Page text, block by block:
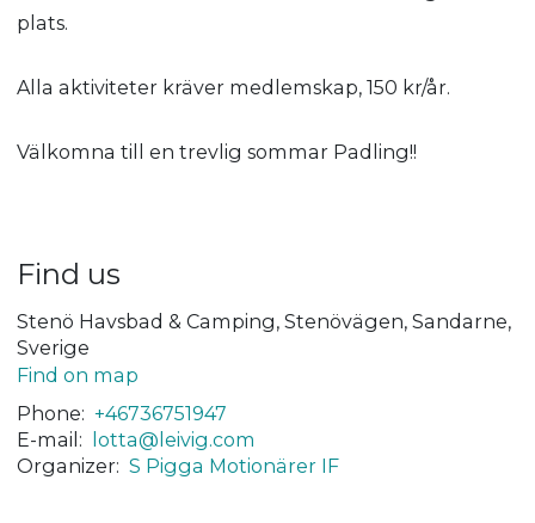
plats.
Alla aktiviteter kräver medlemskap, 150 kr/år.
Välkomna till en trevlig sommar Padling!!
Find us
Stenö Havsbad & Camping, Stenövägen, Sandarne,
Sverige
Find on map
Phone: +46736751947
E-mail:
lotta@leivig.com
Organizer: S Pigga Motionärer IF